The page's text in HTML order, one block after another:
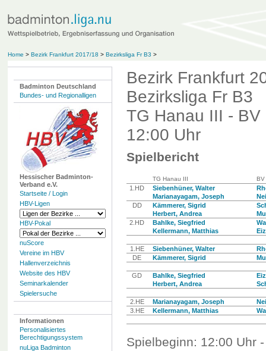
Home > Bezirk Frankfurt 2017/18 > Bezirksliga Fr B3 >
Badminton Deutschland
Bundes- und Regionalligen
Hessischer Badminton-
Verband e.V.
Startseite / Login
HBV-Ligen
HBV-Pokal
nuScore
Vereine im HBV
Hallenverzeichnis
Website des HBV
Seminarkalender
Spielersuche
Informationen
Personalisiertes
Berechtigungssystem
nuLiga Badminton
Bezirk Frankfurt
Bezirksliga Fr B3
TG Hanau III -
12:00 Uhr
Spielbericht
TG Hanau III BV
1.HD
Siebenhüner, Walter
Marianayagam, Joseph
DD
Kämmerer, Sigrid
Herbert, Andrea
2.HD
Bahlke, Siegfried
Kellermann, Matthias
1.HE Siebenhüner, Walter
DE
Kämmerer, Sigrid
GD
Bahlke, Siegfried
Herbert, Andrea
2.HE Marianayagam, Joseph
3.HE
Kellermann, Matthias
Spielbeginn: 12:00 Uhr